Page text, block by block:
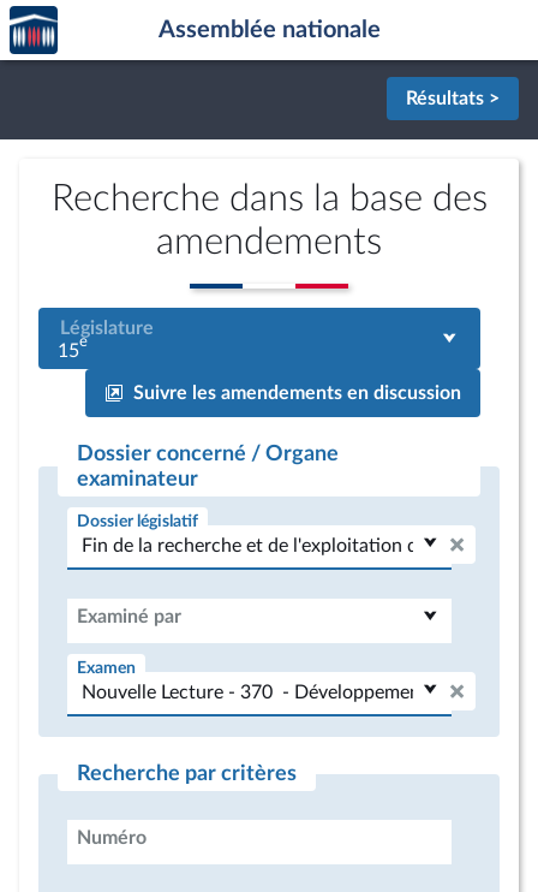
Aller au contenu
Aller en bas de la page
Accèder
à la
page
Assemblée nationale
Résultats >
Recherche dans la base des
amendements
Législature
15e
Suivre les amendements en discussion
Dossier concerné / Organe
examinateur
Dossier législatif
Examiné par
Examen
Recherche par critères
Numéro